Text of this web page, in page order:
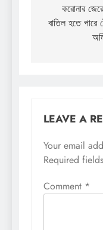
করোনার
বাতিল হতে পারে
LEAVE A
Your email
Required
Comment *